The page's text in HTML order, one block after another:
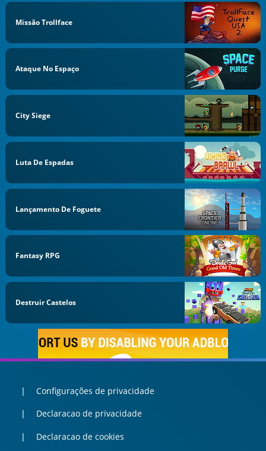
Missão Trollface
Ataque No Espaço
City Siege
Luta De Espadas
Lançamento De Foguete
Fantasy RPG
Destruir Castelos
Configurações de privacidade
Declaracao de privacidade
Declaracao de cookies